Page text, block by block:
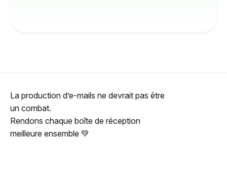
La production d’e-mails ne devrait pas être
un combat.
Rendons chaque boîte de réception
meilleure ensemble 💚